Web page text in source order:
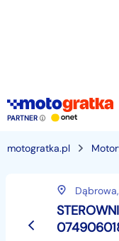
PARTNER
motogratka.pl
Dąbrowa,